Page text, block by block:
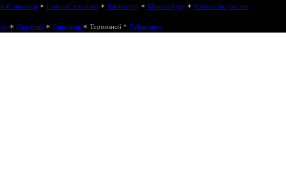
инженер ✶ Главный технолог ✶ Инспектор ✶ Маркшейдер ✶ Начальник участка
✶ Откатчик ✶ Саночник ✶ Тормозной * Табакотрус